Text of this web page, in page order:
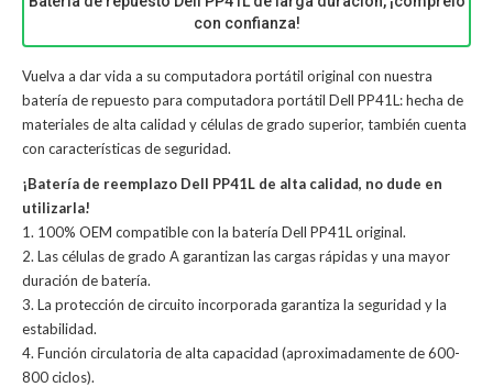
con confianza!
Vuelva a dar vida a su computadora portátil original con nuestra
batería de repuesto para computadora portátil Dell PP41L: hecha de
materiales de alta calidad y células de grado superior, también cuenta
con características de seguridad.
¡Batería de reemplazo Dell PP41L de alta calidad, no dude en
utilizarla!
1. 100% OEM compatible con la batería Dell PP41L original.
2. Las células de grado A garantizan las cargas rápidas y una mayor
duración de batería.
3. La protección de circuito incorporada garantiza la seguridad y la
estabilidad.
4. Función circulatoria de alta capacidad (aproximadamente de 600-
800 ciclos).